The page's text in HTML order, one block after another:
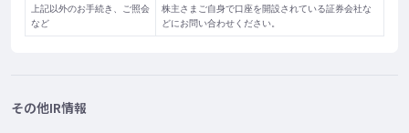
上記以外のお手続き、ご照会
など
株主さまご自身で口座を開設されている証券会社な
どにお問い合わせください。
その他IR情報